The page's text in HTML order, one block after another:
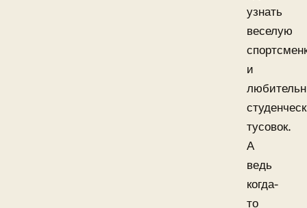
узнать
веселую
и
тусовок.
А
ведь
когда-
то